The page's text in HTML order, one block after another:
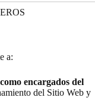
a:
encargados del
del Sitio Web y